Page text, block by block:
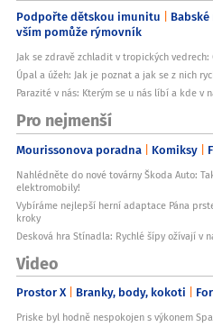
Podpořte dětskou imunitu
vším pomůže rýmovník
Jak se zdravě zchladit v tropických
Úpal a úžeh: Jak je poznat a jak se z nich
Parazité v nás: Kterým se u nás líbí a kde v
Pro nejmenší
Mourissonova poradna Komiksy
Nahlédněte do nové továrny Škoda Auto:
elektromobily!
Vybíráme nejlepší herní adaptace Pána
kroky
Desková hra Stínadla: Rychlé šípy ožívají v
Video
Prostor X Branky, body, kokoti
Priske byl hodně nespokojen s výkonem